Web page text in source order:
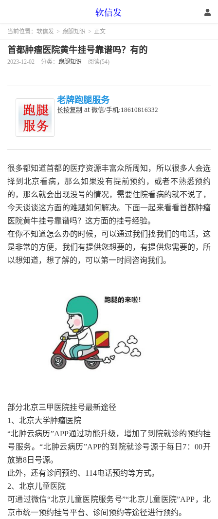
当前位置： 软信发 > 跑腿知识 > 正文
首都肿瘤医院黄牛挂号靠谱吗？有的
2023-12-02 分类： 跑腿知识 阅读(54)
老牌跑腿服务
长按复制 at 微信/手机:18610816332
很多都知道首都的医疗资源丰富众所周知，所以很多人会选
择到北京看病，那么如果没有提前预约，或者不熟悉预约
的，那么就会出现没号的情况，需要住院看病的就不说了，
今天谈谈这方面的难题如何解决。下面一起来看看首都肿瘤
医院黄牛挂号靠谱吗？这方面的挂号经验。
在你不知道怎么办的时候，可以通过我们找我们的电话，这
是非常的方便，我们有提供您想要的，有提供您需要的，所
以想知道，想了解的，可以第一时间咨询我们。
部分北京三甲医院挂号最新途径
1、北京大学肿瘤医院
“北肿云病历”APP通过功能升级，增加了到院就诊的预约挂
号服务。“北肿云病历”APP的到院就诊号源于每日7：00开
放第8日号源。
此外，还有诊间预约、114电话预约等方式。
2、北京儿童医院
可通过微信“北京儿童医院服务号”“北京儿童医院”APP，北
京市统一预约挂号平台、诊间预约等途径进行预约。